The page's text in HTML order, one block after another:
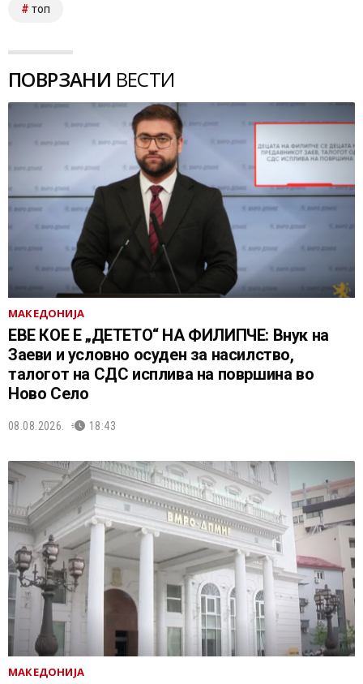
топ
ПОВРЗАНИ ВЕСТИ
МАКЕДОНИЈА
ЕВЕ КОЕ Е „ДЕТЕТО“ НА ФИЛИПЧЕ: Внук на
Заеви и условно осуден за насилство,
талогот на СДС исплива на површина во
Ново Село
08.08.2026. 18:43
МАКЕДОНИЈА